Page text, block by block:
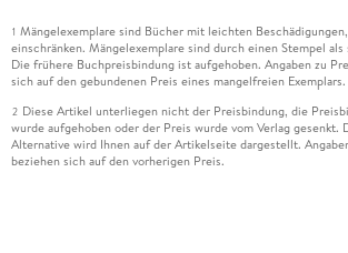
1 Mängelexemplare sind Bücher mit leichten
einschränken. Mängelexemplare sind durch einen Stempel
Die frühere Buchpreisbindung ist aufgehoben. Angaben zu
sich auf den gebundenen Preis eines mangelfreien Exemplars.
2 Diese Artikel unterliegen nicht der Preisbindung, die
wurde aufgehoben oder der Preis wurde vom Verlag
Alternative wird Ihnen auf der Artikelseite dargestellt.
beziehen sich auf den vorherigen Preis.